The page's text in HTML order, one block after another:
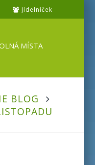
Jídelníček
MÍSTA
BLOG